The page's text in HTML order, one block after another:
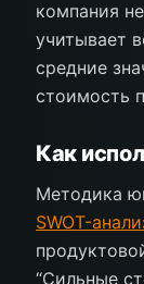
компания
учитывает
средние
стоимость
Как
Методика
SWOT-
“Сильные